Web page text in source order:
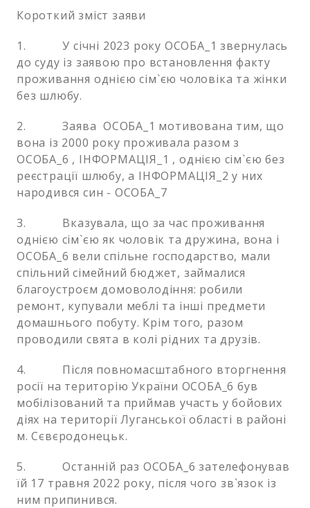
Короткий зміст заяви
1. У січні 2023 року ОСОБА_1 звернулась
до суду із заявою про встановлення факту
проживання однією сім`єю чоловіка та жінки
без шлюбу.
2. Заява ОСОБА_1 мотивована тим, що
вона із 2000 року проживала разом з
ОСОБА_6 , ІНФОРМАЦІЯ_1 , однією сім`єю без
реєстрації шлюбу, а ІНФОРМАЦІЯ_2 у них
народився син - ОСОБА_7
3. Вказувала, що за час проживання
однією сім`єю як чоловік та дружина, вона і
ОСОБА_6 вели спільне господарство, мали
спільний сімейний бюджет, займалися
благоустроєм домоволодіння: робили
ремонт, купували меблі та інші предмети
домашнього побуту. Крім того, разом
проводили свята в колі рідних та друзів.
4. Після повномасштабного вторгнення
росії на територію України ОСОБА_6 був
мобілізований та приймав участь у бойових
діях на території Луганської області в районі
м. Сєвєродонецьк.
5. Останній раз ОСОБА_6 зателефонував
їй 17 травня 2022 року, після чого зв`язок із
ним припинився.